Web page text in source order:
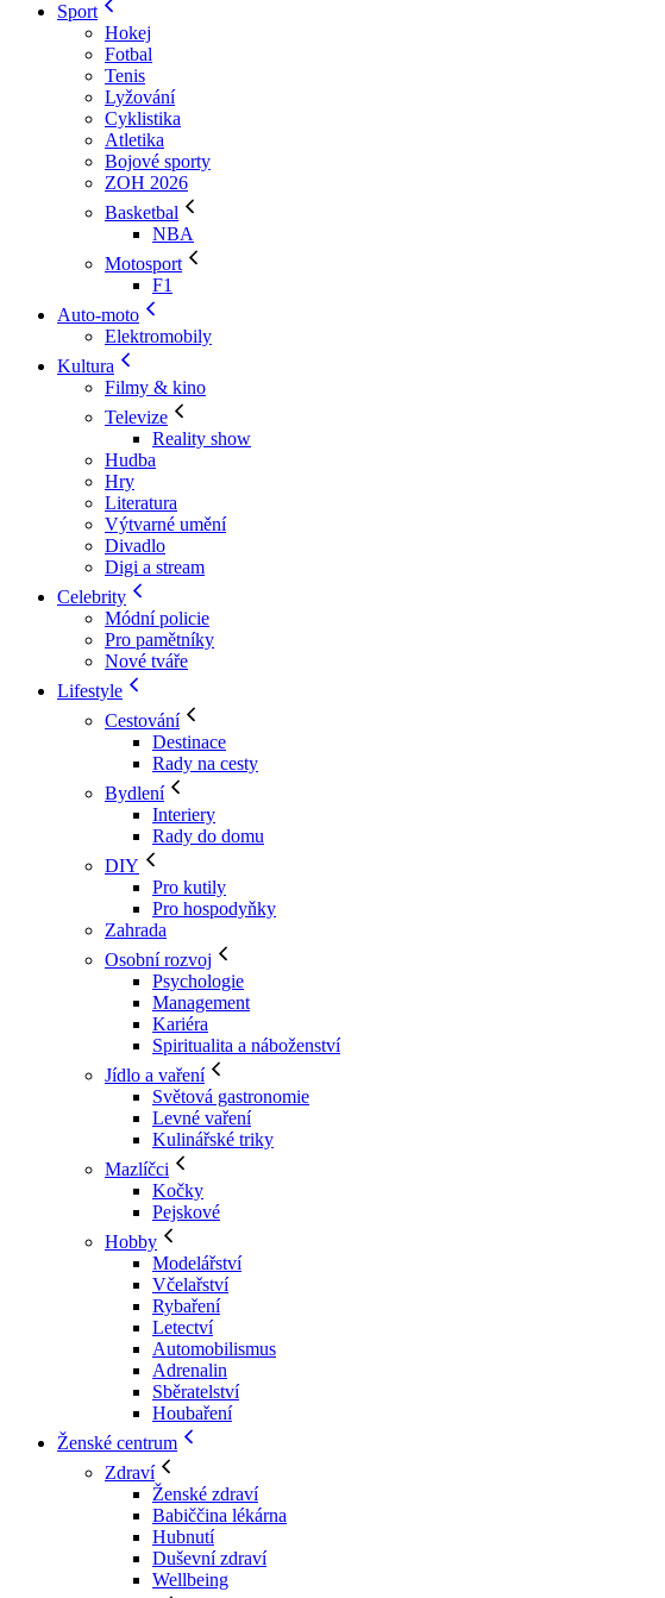
Sport
Hokej
Fotbal
Tenis
Lyžování
Cyklistika
Atletika
Bojové sporty
ZOH 2026
Basketbal
NBA
Motosport
F1
Auto-moto
Elektromobily
Kultura
Filmy & kino
Televize
Reality show
Hudba
Hry
Literatura
Výtvarné umění
Divadlo
Digi a stream
Celebrity
Módní policie
Pro pamětníky
Nové tváře
Lifestyle
Cestování
Destinace
Rady na cesty
Bydlení
Interiery
Rady do domu
DIY
Pro kutily
Pro hospodyňky
Zahrada
Osobní rozvoj
Psychologie
Management
Kariéra
Spiritualita a náboženství
Jídlo a vaření
Světová gastronomie
Levné vaření
Kulinářské triky
Mazlíčci
Kočky
Pejskové
Hobby
Modelářství
Včelařství
Rybaření
Letectví
Automobilismus
Adrenalin
Sběratelství
Houbaření
Ženské centrum
Zdraví
Ženské zdraví
Babiččina lékárna
Hubnutí
Duševní zdraví
Wellbeing